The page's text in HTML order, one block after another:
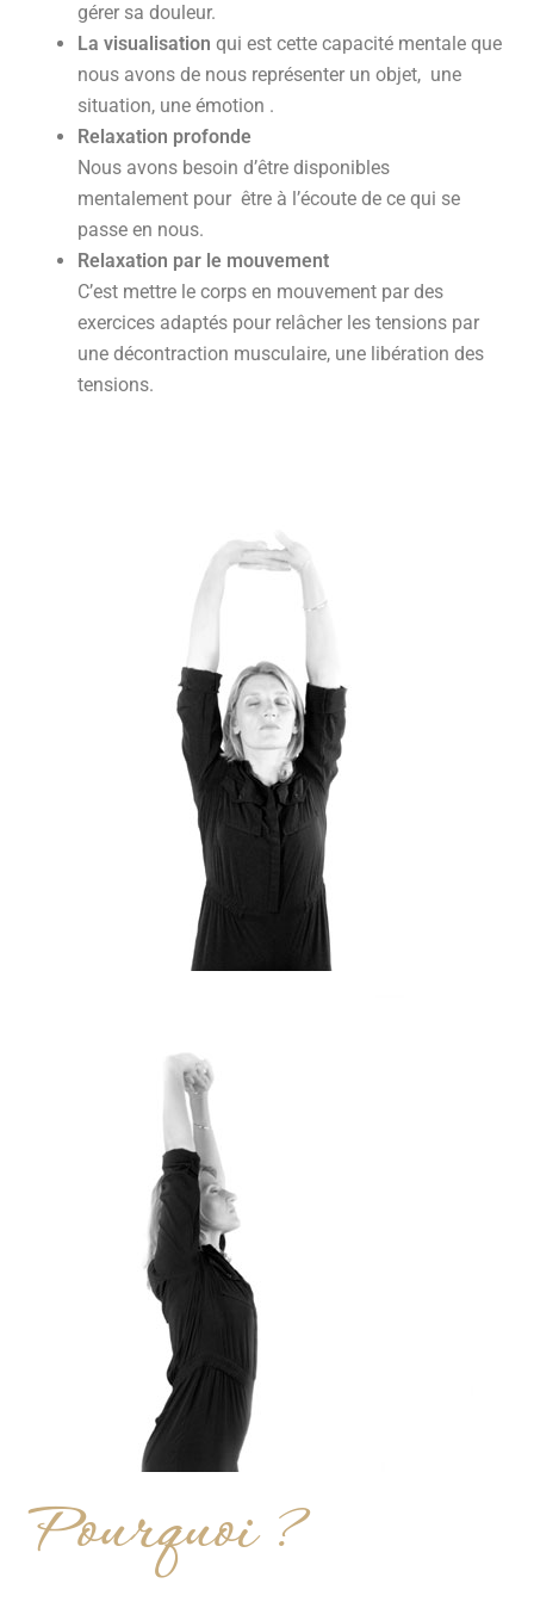
gérer sa douleur.
La visualisation qui est cette capacité mentale que
nous avons de nous représenter un objet, une
situation, une émotion .
Relaxation profonde
Nous avons besoin d’être disponibles
mentalement pour être à l’écoute de ce qui se
passe en nous.
Relaxation par le mouvement
C’est mettre le corps en mouvement par des
exercices adaptés pour relâcher les tensions par
une décontraction musculaire, une libération des
tensions.
Pourquoi ?